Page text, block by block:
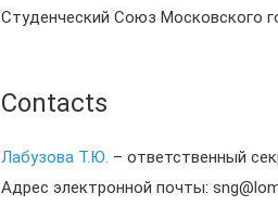
Студенческий Союз Московского
Contacts
Лабузова Т.Ю. – ответственный
Адрес электронной почты: